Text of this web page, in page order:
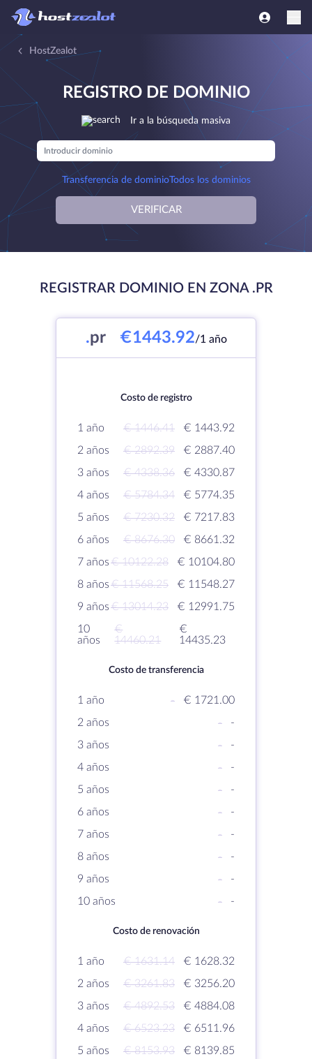
HostZealot
REGISTRO DE DOMINIO
Ir a la búsqueda masiva
Transferencia de dominioTodos los dominios
VERIFICAR
REGISTRAR DOMINIO EN ZONA .PR
.pr €1443.92/1 año
Costo de registro
1 año € 1446.41
€ 1443.92
2 años
€ 2892.39
€ 2887.40
3 años
€ 4338.36
€ 4330.87
4 años
€ 5784.34
€ 5774.35
5 años
€ 7230.32
€ 7217.83
6 años
€ 8676.30
€ 8661.32
7 años€ 10122.28
€ 10104.80
8 años€ 11568.25
€ 11548.27
9 años€ 13014.23
€ 12991.75
10
años
€
14460.21
€
14435.23
Costo de transferencia
1 año -
€ 1721.00
2 años
-
-
3 años
-
-
4 años
-
-
5 años
-
-
6 años
-
-
7 años
-
-
8 años
-
-
9 años
-
-
10 años
- -
Costo de renovación
1 año € 1631.14
€ 1628.32
2 años
€ 3261.83
€ 3256.20
3 años
€ 4892.53
€ 4884.08
4 años
€ 6523.23
€ 6511.96
5 años
€ 8153.93
€ 8139.85